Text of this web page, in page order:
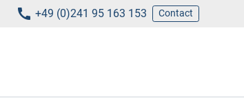
+49 (0)241 95 163 153 Contact